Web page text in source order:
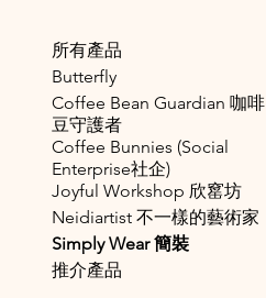
所有產品
Butterfly
Coffee Bean Guardian 咖啡
豆守護者
Coffee Bunnies (Social
Enterprise社企)
Joyful Workshop 欣窰坊
Neidiartist 不一樣的藝術家
Simply Wear 簡裝
推介產品